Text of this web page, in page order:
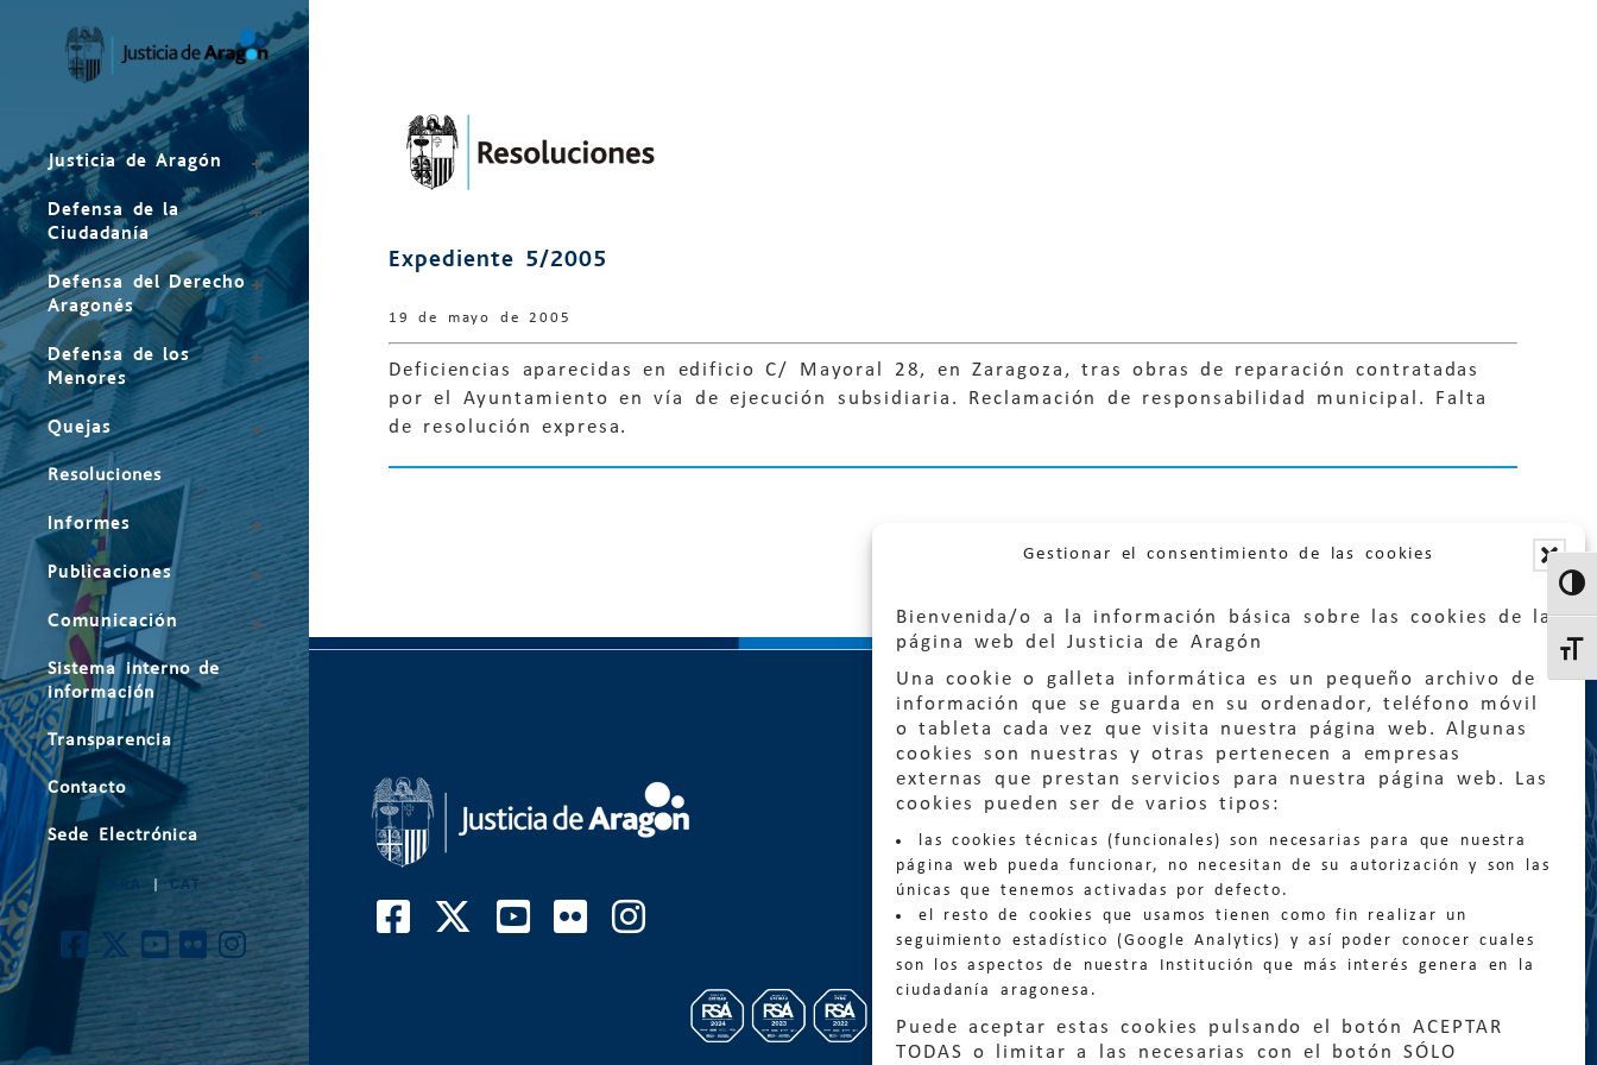
Gestionar el consentimiento de las cookies
Bienvenida/o a la información básica sobre las cookies de la
página web del Justicia de Aragón
Una cookie o galleta informática es un pequeño archivo de
información que se guarda en su ordenador, teléfono móvil
o tableta cada vez que visita nuestra página web. Algunas
cookies son nuestras y otras pertenecen a empresas
externas que prestan servicios para nuestra página web. Las
cookies pueden ser de varios tipos:
las cookies técnicas (funcionales) son necesarias para que nuestra
página web pueda funcionar, no necesitan de su autorización y son las
únicas que tenemos activadas por defecto.
el resto de cookies que usamos tienen como fin realizar un
seguimiento estadístico (Google Analytics) y así poder conocer cuales
son los aspectos de nuestra Institución que más interés genera en la
ciudadanía aragonesa.
Puede aceptar estas cookies pulsando el botón ACEPTAR
TODAS o limitar a las necesarias con el botón SÓLO
Justicia de Aragón
Defensa de la
Ciudadanía
Defensa del Derecho
Aragonés
Defensa de los
Menores
Quejas
Resoluciones
Informes
Publicaciones
Comunicación
Sistema interno de
información
Transparencia
Contacto
Sede Electrónica
|CAT
Expediente 5/2005
19 de mayo de 2005
Deficiencias aparecidas en edificio C/ Mayoral 28, en Zaragoza, tras obras de reparación contratadas
por el Ayuntamiento en vía de ejecución subsidiaria. Reclamación de responsabilidad municipal. Falta
de resolución expresa.
Quejas:quejas@eljusticiadearagon.es
Información general:
informacion@eljusticiadearagon.es
Teléfonos: 900 210 210/ 976 399 354